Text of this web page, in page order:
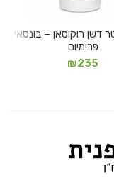
1 ליטר דשן רוקוסאן – בונסאי
פרימיום
₪235